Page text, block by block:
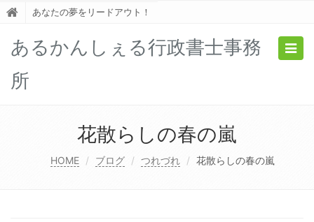
あなたの夢をリードアウト！
あるかんしぇる行政書士事務
所
花散らしの春の嵐
HOME ブログ つれづれ 花散らしの春の嵐